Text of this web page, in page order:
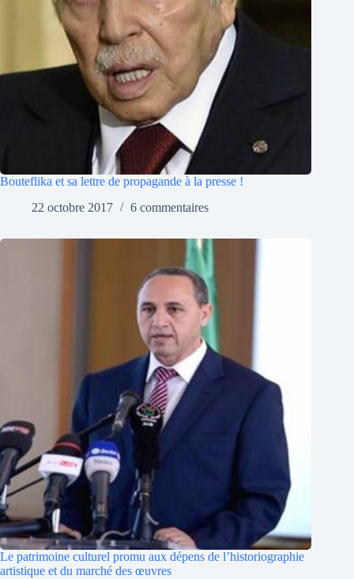
Bouteflika et sa lettre de propagande à la presse !
22 octobre 2017
6 commentaires
Le patrimoine culturel promu aux dépens de l’historiographie
artistique et du marché des œuvres